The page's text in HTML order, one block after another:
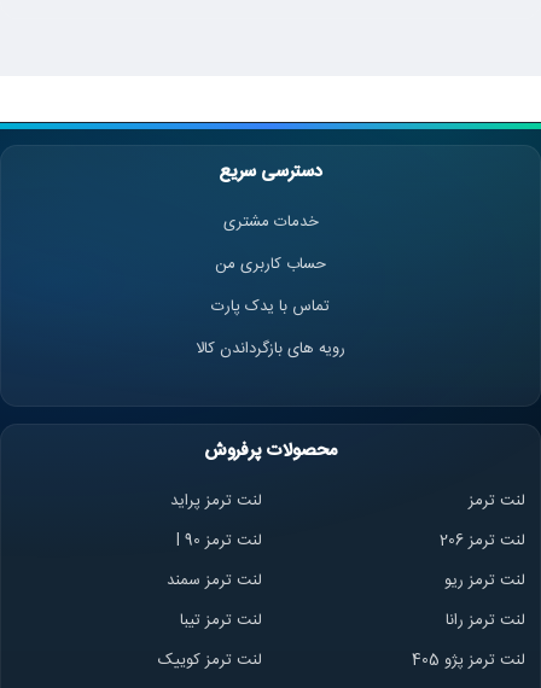
دسترسی سریع
خدمات مشتری
حساب کاربری من
تماس با یدک پارت
رویه های بازگرداندن کالا
محصولات پرفروش
لنت ترمز
لنت ترمز پراید
لنت ترمز 206
لنت ترمز l 90
لنت ترمز ریو
لنت ترمز سمند
لنت ترمز رانا
لنت ترمز تیبا
لنت ترمز پژو 405
لنت ترمز کوییک